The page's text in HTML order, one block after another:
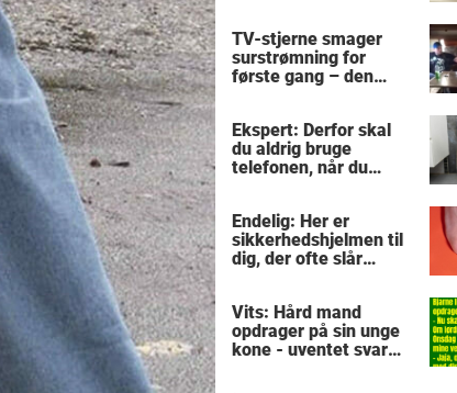
TV-stjerne smager
surstrømning for
første gang – den
skrige af grin
Ekspert: Derfor skal
du aldrig bruge
telefonen, når du
Endelig: Her er
sikkerhedshjelmen til
dig, der ofte slår
Vits: Hård mand
opdrager på sin unge
kone - uventet svar